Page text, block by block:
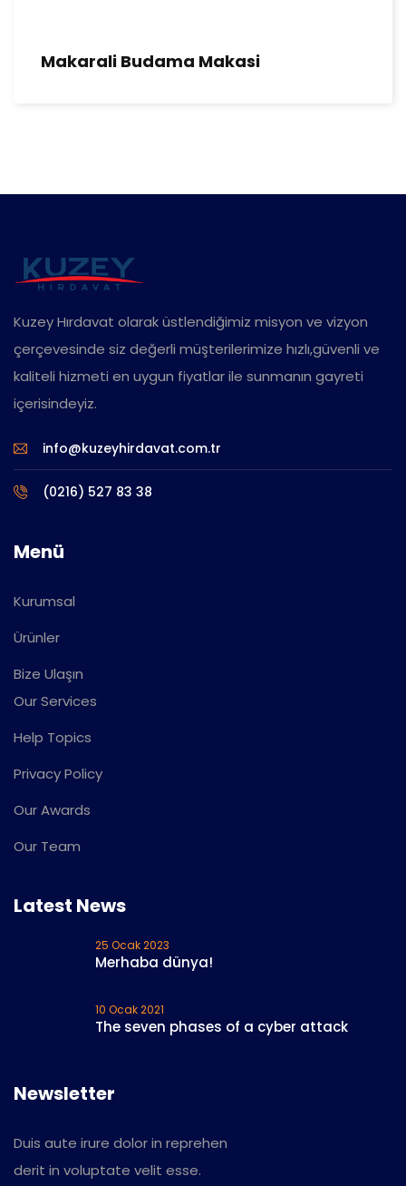
Makarali Budama Makasi
Kuzey Hırdavat olarak üstlendiğimiz misyon ve vizyon
çerçevesinde siz değerli müşterilerimize hızlı,güvenli ve
kaliteli hizmeti en uygun fiyatlar ile sunmanın gayreti
içerisindeyiz.
info@kuzeyhirdavat.com.tr
(0216) 527 83 38
Menü
Kurumsal
Ürünler
Bize Ulaşın
Our Services
Help Topics
Privacy Policy
Our Awards
Our Team
Latest News
25 Ocak 2023
Merhaba dünya!
10 Ocak 2021
The seven phases of a cyber attack
Newsletter
Duis aute irure dolor in reprehen
derit in voluptate velit esse.